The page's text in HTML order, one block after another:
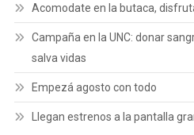
Acomodate en la butaca,
Campaña en la UNC: donar
salva vidas
Empezá agosto con todo
Llegan estrenos a la pantalla